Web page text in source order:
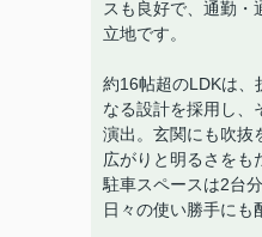
スも良好で、通勤・
立地です。
約16帖超のLDKは、
なる設計を採用し、
演出。玄関にも吹抜
広がりと明るさをも
駐車スペースは2台
日々の使い勝手にも